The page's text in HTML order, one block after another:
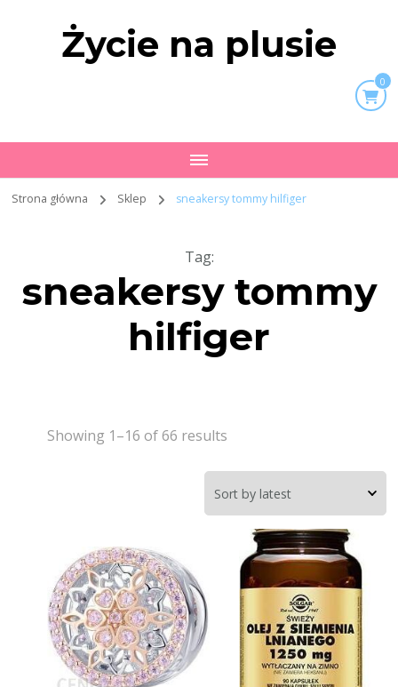
Życie na plusie
0
Strona główna Sklep sneakersy tommy hilfiger
Tag:
sneakersy tommy
hilfiger
Showing 1–16 of 66 results